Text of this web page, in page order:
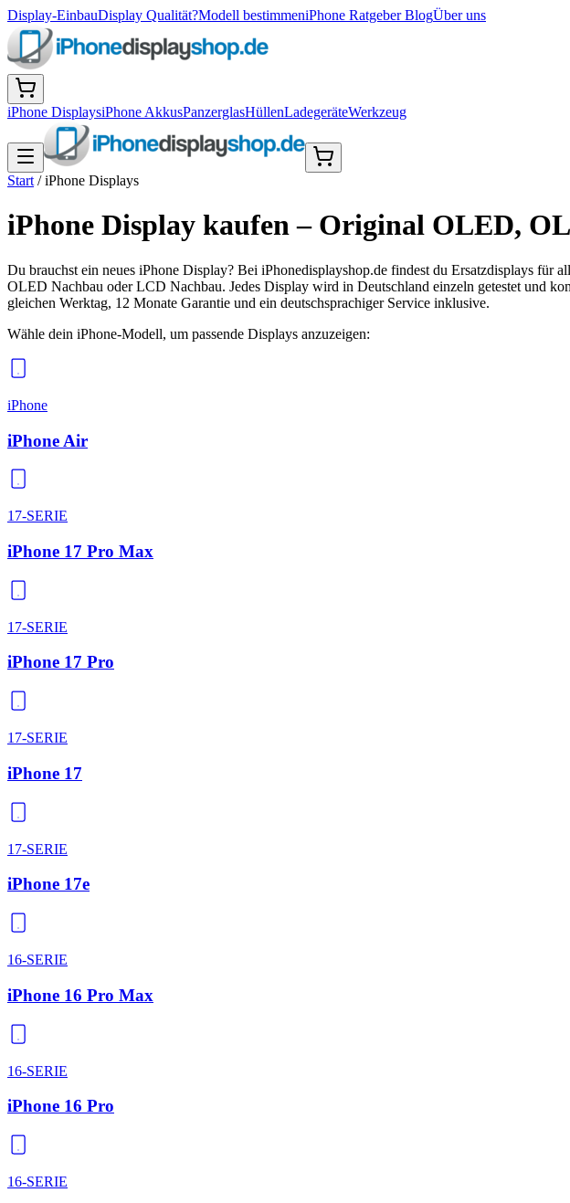
Display-EinbauDisplay Qualität?Modell bestimmeniPhone Ratgeber BlogÜber uns
iPhone DisplaysiPhone AkkusPanzerglasHüllenLadegeräteWerkzeug
Start /iPhone Displays
iPhone Display kaufen – Original OLED,
Du brauchst ein neues iPhone Display? Bei iPhonedisplayshop.de findest du Ersatzdisplays
OLED Nachbau oder LCD Nachbau. Jedes Display wird in Deutschland einzeln getestet und
gleichen Werktag, 12 Monate Garantie und ein deutschsprachiger Service inklusive.
Wähle dein iPhone-Modell, um passende Displays anzuzeigen:
iPhone
iPhone Air
17-SERIE
iPhone 17 Pro Max
17-SERIE
iPhone 17 Pro
17-SERIE
iPhone 17
17-SERIE
iPhone 17e
16-SERIE
iPhone 16 Pro Max
16-SERIE
iPhone 16 Pro
16-SERIE